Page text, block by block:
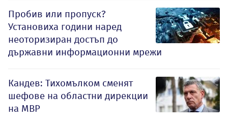
Пробив или пропуск?
Установиха години наред
неоторизиран достъп до
държавни информационни мрежи
Кандев: Тихомълком сменят
шефове на областни дирекции
на МВР